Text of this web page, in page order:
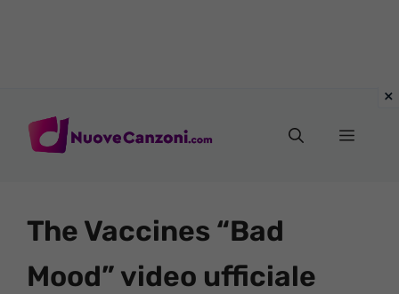
Menu
The Vaccines “Bad
Mood” video ufficiale